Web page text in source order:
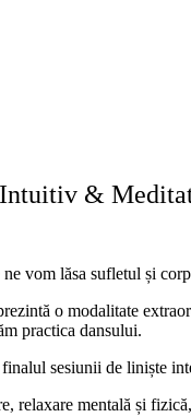
&
vom lăsa sufletul și
o modalitate
practica dansului.
sesiunii de liniște
mentală și